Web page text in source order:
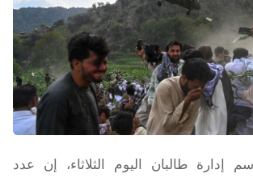
إدارة طالبان اليوم الثلاثاء، إن عدد